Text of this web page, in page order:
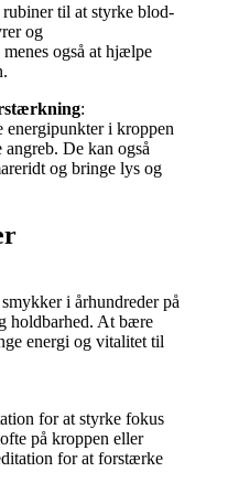
til at styrke blod-
og
også at hjælpe
:
energipunkter i kroppen
De kan også
og bringe lys og
i århundreder på
holdbarhed. At bære
energi og vitalitet til
for at styrke fokus
på kroppen eller
for at forstærke